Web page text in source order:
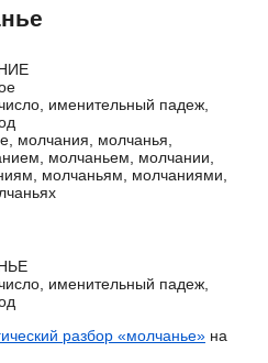
именительный падеж,
молчания, молчанья,
молчаньем, молчании,
молчаньям, молчаниями,
именительный падеж,
разбор «молчанье» на